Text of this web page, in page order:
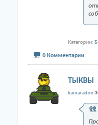
Категории
0 Комментарии
ТЫКВЫ
karxaradon